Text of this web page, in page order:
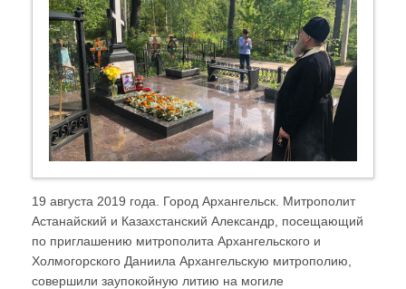
19 августа 2019 года. Город Архангельск. Митрополит
Астанайский и Казахстанский Александр, посещающий
по приглашению митрополита Архангельского и
Холмогорского Даниила Архангельскую митрополию,
совершили заупокойную литию на могиле